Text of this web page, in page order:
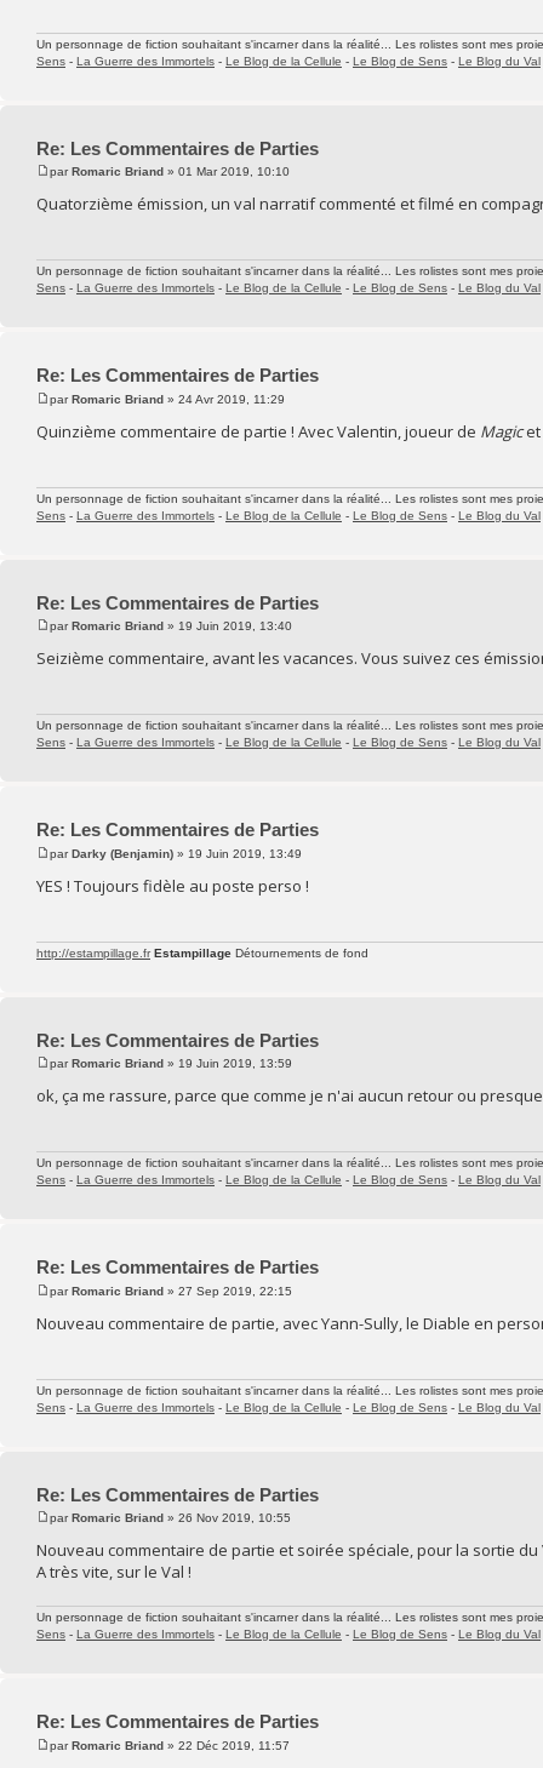
Un personnage de fiction souhaitant s'incarner dans la réalité... Les rolistes sont mes
Sens - La Guerre des Immortels - Le Blog de la Cellule - Le Blog de Sens - Le Blog du Val
Re: Les Commentaires de Parties
parRomaric Briand » 01 Mar 2019, 10:10
Quatorzième émission, un val narratif commenté et filmé en
Un personnage de fiction souhaitant s'incarner dans la réalité... Les rolistes sont mes
Sens - La Guerre des Immortels - Le Blog de la Cellule - Le Blog de Sens - Le Blog du Val
Re: Les Commentaires de Parties
parRomaric Briand » 24 Avr 2019, 11:29
Quinzième commentaire de partie ! Avec Valentin, joueur de Magicet
Un personnage de fiction souhaitant s'incarner dans la réalité... Les rolistes sont mes
Sens - La Guerre des Immortels - Le Blog de la Cellule - Le Blog de Sens - Le Blog du Val
Re: Les Commentaires de Parties
parRomaric Briand » 19 Juin 2019, 13:40
Seizième commentaire, avant les vacances. Vous suivez ces
Un personnage de fiction souhaitant s'incarner dans la réalité... Les rolistes sont mes
Sens - La Guerre des Immortels - Le Blog de la Cellule - Le Blog de Sens - Le Blog du Val
Re: Les Commentaires de Parties
parDarky (Benjamin) » 19 Juin 2019, 13:49
YES ! Toujours fidèle au poste perso !
http://estampillage.fr Estampillage Détournements de fond
Re: Les Commentaires de Parties
parRomaric Briand » 19 Juin 2019, 13:59
ok, ça me rassure, parce que comme je n'ai aucun retour ou
Un personnage de fiction souhaitant s'incarner dans la réalité... Les rolistes sont mes
Sens - La Guerre des Immortels - Le Blog de la Cellule - Le Blog de Sens - Le Blog du Val
Re: Les Commentaires de Parties
parRomaric Briand » 27 Sep 2019, 22:15
Nouveau commentaire de partie, avec Yann-Sully, le Diable en
Un personnage de fiction souhaitant s'incarner dans la réalité... Les rolistes sont mes
Sens - La Guerre des Immortels - Le Blog de la Cellule - Le Blog de Sens - Le Blog du Val
Re: Les Commentaires de Parties
parRomaric Briand » 26 Nov 2019, 10:55
Nouveau commentaire de partie et soirée spéciale, pour la sortie du
A très vite, sur le Val !
Un personnage de fiction souhaitant s'incarner dans la réalité... Les rolistes sont mes
Sens - La Guerre des Immortels - Le Blog de la Cellule - Le Blog de Sens - Le Blog du Val
Re: Les Commentaires de Parties
parRomaric Briand » 22 Déc 2019, 11:57